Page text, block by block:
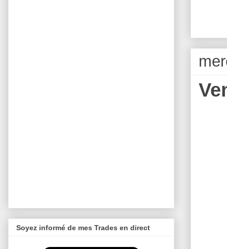
Soyez informé de mes Trades en direct